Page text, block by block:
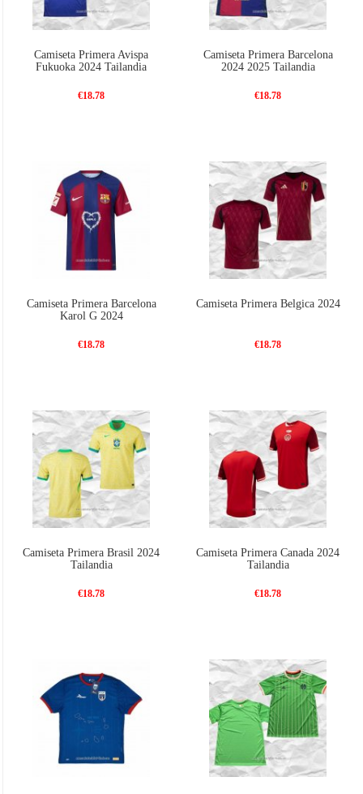
Camiseta Primera Avispa
Fukuoka 2024 Tailandia
€18.78
Camiseta Primera Barcelona
2024 2025 Tailandia
€18.78
Camiseta Primera Barcelona
Karol G 2024
€18.78
Camiseta Primera Belgica 2024
€18.78
Camiseta Primera Brasil 2024
Tailandia
€18.78
Camiseta Primera Canada 2024
Tailandia
€18.78